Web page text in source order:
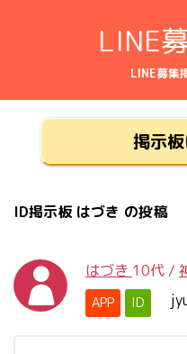
LINE
LINE募集
掲示
ID掲示板 はづき の投稿
はづき 10代 /
APP ID